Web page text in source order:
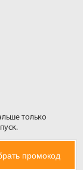
только
промокод